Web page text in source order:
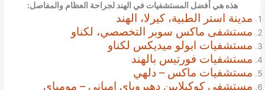
هذه هي أفضل المستشفيات في الهند لجراحة العظام والمفاصل:
مدينة استر الطبية، كيرلا، الهند
مستشفى ماكس سوبر التخصصي، لكناو
مستشفيات ابولو ميديكس لكناو
مستشفيات فورتيس بالهند
مستشفيات ماكس – دلهي
مستشفى كوكيلابين دهيروباي امباني – مومباي